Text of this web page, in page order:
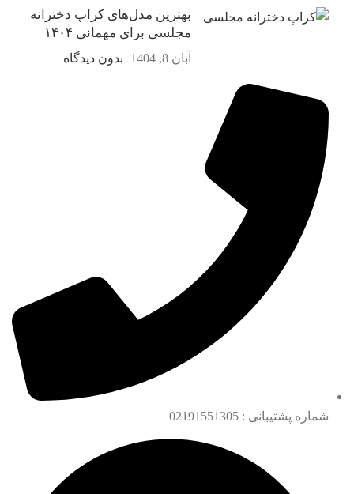
بهترین مدل‌های کراپ دخترانه
مجلسی برای مهمانی ۱۴۰۴
آبان 8, 1404 بدون دیدگاه
شماره پشتیبانی : 02191551305